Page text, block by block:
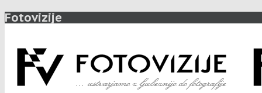
Fotovizije